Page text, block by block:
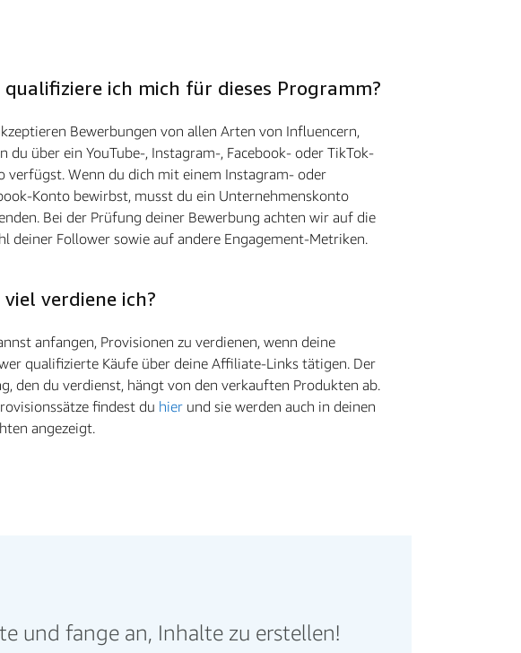
qualifiziere ich mich für dieses Programm?
Bewerbungen von allen Arten von Influencern,
du über ein YouTube-, Instagram-, Facebook- oder TikTok-
verfügst. Wenn du dich mit einem Instagram- oder
Konto bewirbst, musst du ein Unternehmenskonto
Bei der Prüfung deiner Bewerbung achten wir auf die
deiner Follower sowie auf andere Engagement-Metriken.
viel verdiene ich?
anfangen, Provisionen zu verdienen, wenn deine
qualifizierte Käufe über deine Affiliate-Links tätigen. Der
den du verdienst, hängt von den verkauften Produkten ab.
findest du hier und sie werden auch in deinen
angezeigt.
und fange an, Inhalte zu erstellen!